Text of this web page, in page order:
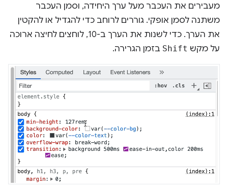
מעבירים את העכבר מעל ערך היחידה, וסמן העכבר
משתנה לסמן אופקי. גוררים לרוחב כדי להגדיל או להקטין
את הערך. כדי לשנות את הערך ב-10, לוחצים לחיצה ארוכה
על מקש Shift בזמן הגרירה.